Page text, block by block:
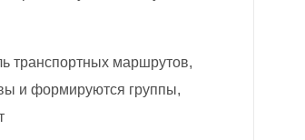
транспортных маршрутов,
и формируются группы,